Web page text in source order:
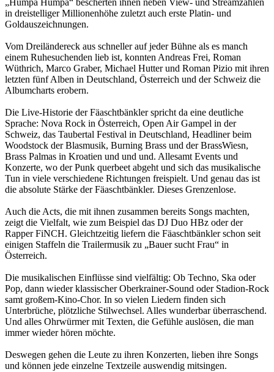
„Humpa Humpa“ bescherten ihnen neben View- und Streamzahlen
in dreistelliger Millionenhöhe zuletzt auch erste Platin- und
Goldauszeichnungen.
Vom Dreiländereck aus schneller auf jeder Bühne als es manch
einem Ruhesuchenden lieb ist, konnten Andreas Frei, Roman
Wüthrich, Marco Graber, Michael Hutter und Roman Pizio mit ihren
letzten fünf Alben in Deutschland, Österreich und der Schweiz die
Albumcharts erobern.
Die Live-Historie der Fäaschtbänkler spricht da eine deutliche
Sprache: Nova Rock in Österreich, Open Air Gampel in der
Schweiz, das Taubertal Festival in Deutschland, Headliner beim
Woodstock der Blasmusik, Burning Brass und der BrassWiesn,
Brass Palmas in Kroatien und und und. Allesamt Events und
Konzerte, wo der Punk querbeet abgeht und sich das musikalische
Tun in viele verschiedene Richtungen freispielt. Und genau das ist
die absolute Stärke der Fäaschtbänkler. Dieses Grenzenlose.
Auch die Acts, die mit ihnen zusammen bereits Songs machten,
zeigt die Vielfalt, wie zum Beispiel das DJ Duo HBz oder der
Rapper FiNCH. Gleichtzeitig liefern die Fäaschtbänkler schon seit
einigen Staffeln die Trailermusik zu „Bauer sucht Frau“ in
Österreich.
Die musikalischen Einflüsse sind vielfältig: Ob Techno, Ska oder
Pop, dann wieder klassischer Oberkrainer-Sound oder Stadion-Rock
samt großem-Kino-Chor. In so vielen Liedern finden sich
Unterbrüche, plötzliche Stilwechsel. Alles wunderbar überraschend.
Und alles Ohrwürmer mit Texten, die Gefühle auslösen, die man
immer wieder hören möchte.
Deswegen gehen die Leute zu ihren Konzerten, lieben ihre Songs
und können jede einzelne Textzeile auswendig mitsingen.